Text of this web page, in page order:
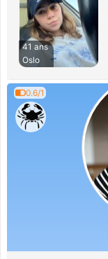
41 ans
Oslo
0.6/1